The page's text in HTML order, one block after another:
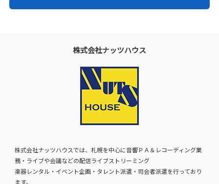
株式会社ナッツハウス
株式会社ナッツハウスでは、札幌を中心に音響ＰＡ＆レコーディング業
務・ライブや会議などの配信ライブストリーミング
楽器レンタル・イベント企画・タレント派遣・司会者派遣を行っており
ます。